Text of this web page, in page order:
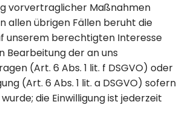
vorvertraglicher Maßnahmen
allen übrigen Fällen beruht die
unserem berechtigten Interesse
Bearbeitung der an uns
(Art. 6 Abs. 1 lit. f DSGVO) oder
(Art. 6 Abs. 1 lit. a DSGVO) sofern
die Einwilligung ist jederzeit